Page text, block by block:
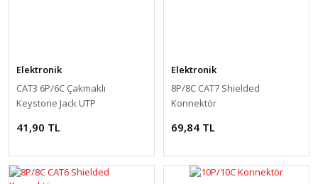
Elektronik
CAT3 6P/6C Çakmaklı
Keystone Jack UTP
41,90 TL
Elektronik
8P/8C CAT7 Shielded
Konnektör
69,84 TL